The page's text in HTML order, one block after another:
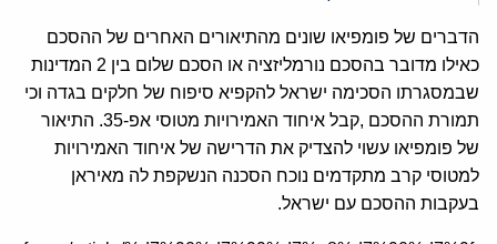
הדברים של פומפיאו שונים מהתיאורים האחרים של ההסכם
כאילו מדובר בהסכם נורמליזציה או הסכם שלום בין 2 המדינות
שבמסגרתו הסכימה ישראל להקפיא סיפוח של חלקים בגדה וכי
תמורת ההסכם ,קבל איחוד האמירויות מטוסי אפ-35. התיאור
של פומפיאו עשוי להצדיק את הדרישה של איחוד האמירויות
למטוסי קרב מתקדמים נוכח הסכנה הנשקפת לה מאיראן
בעקבות ההסכם עם ישראל.